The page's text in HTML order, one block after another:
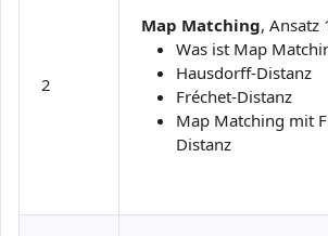
2
Map Matching, Ansatz
Was ist Map
Hausdorff-Distanz
Fréchet-Distanz
Map Matching mit
Distanz